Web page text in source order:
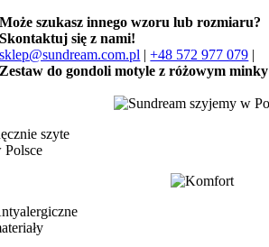
Może szukasz innego wzoru lub rozmiaru?
Skontaktuj się z nami!
sklep@sundream.com.pl |+48 572 977 079 |
Zestaw do gondoli motyle z różowym minky
szyte
Polsce